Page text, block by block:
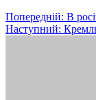
Навігація
записів
Попередній: В
Наступний: